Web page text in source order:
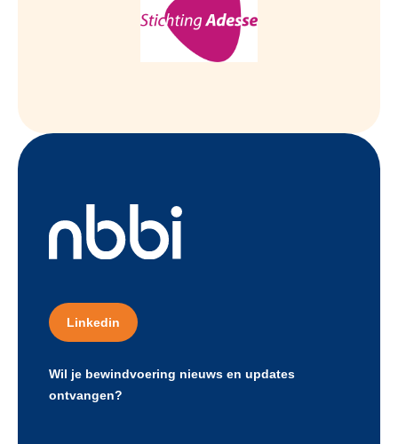
Linkedin
Wil je bewindvoering nieuws en updates
ontvangen?